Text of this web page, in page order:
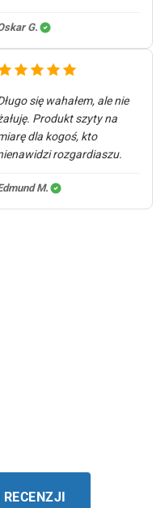
G.
się wahałem, ale nie
Produkt szyty na
dla kogoś, kto
rozgardiaszu.
M.